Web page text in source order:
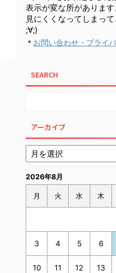
表示が変な所があります
見にくくなってしまっ
;∀;)
＊ お問い合わせ・プライ
SEARCH
アーカイブ
2026年8月
月 火 水 木
3 4 5 6
10 11 12 13